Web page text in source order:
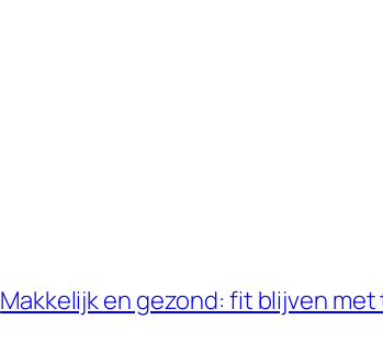
Makkelijk en gezond: fit blijven